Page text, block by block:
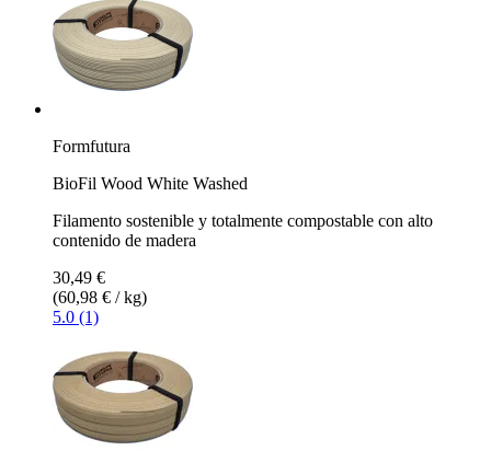
Formfutura
BioFil Wood White Washed
Filamento sostenible y totalmente compostable con alto
contenido de madera
30,49 €
(60,98 € / kg)
5.0 (1)